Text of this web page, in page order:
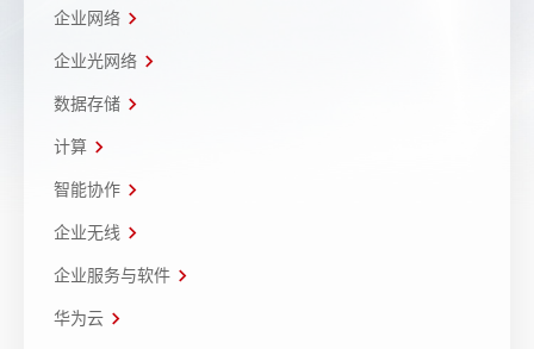
企业网络
企业光网络
数据存储
计算
智能协作
企业无线
企业服务与软件
华为云